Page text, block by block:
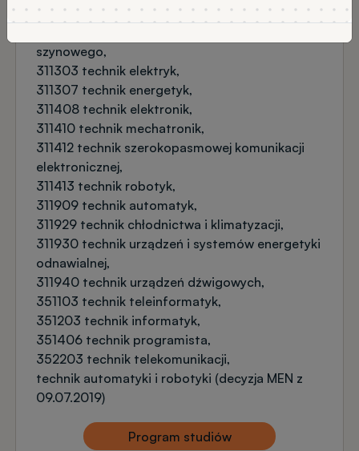
Program studiów
szynowego
311303 technik elektryk
311307 technik energetyk
311408 technik elektronik
311410 technik mechatronik
311412 technik szerokopasmowej komunikacji
elektronicznej
311413 technik robotyk
311909 technik automatyk
311929 technik chłodnictwa i klimatyzacji
311930 technik urządzeń i systemów energetyki
odnawialnej
311940 technik urządzeń dźwigowych
351103 technik teleinformatyk
351203 technik informatyk
351406 technik programista
352203 technik telekomunikacji
technik automatyki i robotyki (decyzja MEN z
09.07.2019)